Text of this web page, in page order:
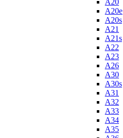
A20
A20e
A20s
A21
A21s
A22
A23
A26
A30
A30s
A31
A32
A33
A34
A35